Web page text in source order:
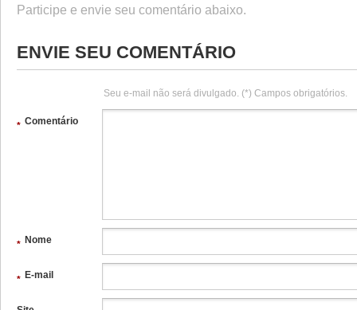
Participe e envie seu comentário abaixo.
ENVIE SEU COMENTÁRIO
Seu e-mail não será divulgado. (*) Campos obrigatórios.
Comentário
*
Nome
*
E-mail
*